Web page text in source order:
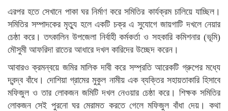
এরপর হতে সেখানে পাকা ঘর নির্মাণ করে সমিতির কার্যক্রম চালিয়ে যাচ্ছিল।
সমিতির সম্পাদকের মৃত্যু হলে একটি চক্র এ সুযোগে জায়গাটি দখলে নেয়ার
চেষ্ঠা করে। তৎকালিন উপজেলা নির্বাহী কর্মকর্তা ও সহকারি কমিশনার (ভূমি)
মৌসুমী আফরিদা রাতের আধারে দখল কারিদের উচ্ছেদ করেন।
আবারও ক্রমন্বয়ে জমির মালিক দাবী করে সম্প্রতি আরেকটি গ্রুপের মধ্যে
দ্বন্দ্ব বাঁধে। দোশিয়া গ্রামের মুকুল নামীয় এক ব্যক্তির সহায়তাকারি হিসাবে
মফিজুল ও তার লোকজন জমিটি দখল নেওয়ার চেষ্ঠা করে। শিক্ষক সমিতির
লোকজন সেই পুরনো ঘর মেরামত করতে গেলে মফিজুল বাঁধা দেয়। কথা